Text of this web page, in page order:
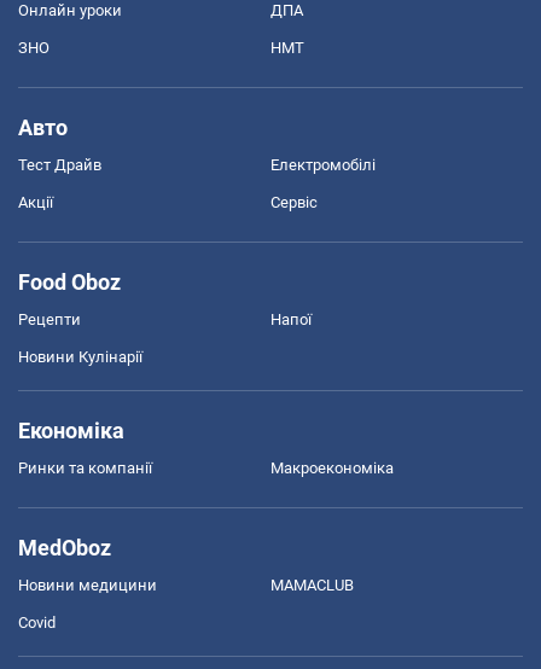
Онлайн уроки ДПА
ЗНО НМТ
Авто
Тест Драйв Електромобілі
Акції Сервіс
Food Oboz
Рецепти Напої
Новини Кулінарії
Економіка
Ринки та компанії Макроекономіка
MedOboz
Новини медицини MAMACLUB
Covid